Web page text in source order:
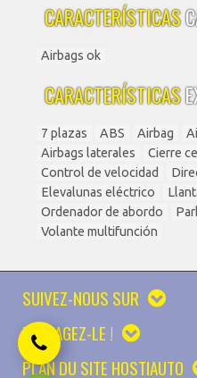
CARACTERÍSTICAS
Airbags ok
CARACTERÍSTICAS
7 plazas ABS Airbag
Airbags laterales
Cierre
Control de velocidad
Elevalunas eléctrico
Ordenador de abordo
Volante multifunción
SUIVEZ-NOUS SUR
PARTAGEZ-LE !
PLAN DU SITE HOSTIAUTO